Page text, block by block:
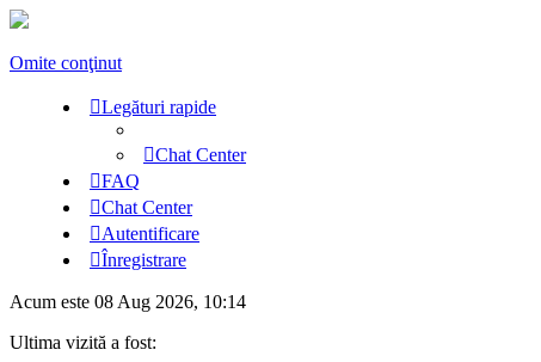
Omite conţinut
Legături rapide
Chat Center
FAQ
Chat Center
Autentificare
Înregistrare
Acum este 08 Aug 2026, 10:14
Ultima vizită a fost: